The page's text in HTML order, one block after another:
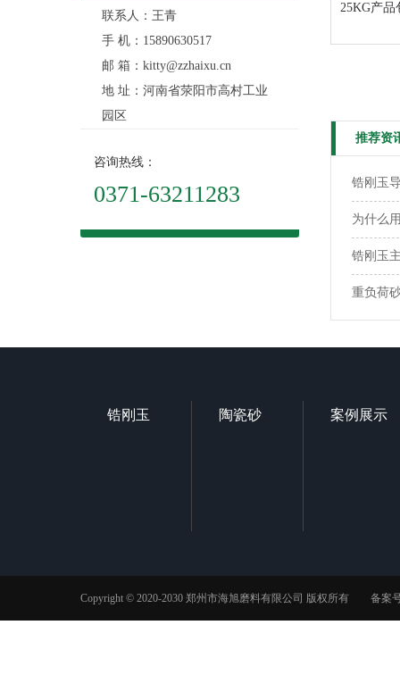
联系人：王青
手 机：15890630517
邮 箱：kitty@zzhaixu.cn
地 址：河南省荥阳市高村工业
园区
咨询热线：
0371-63211283
25KG产品
推荐资
锆刚玉
为什么
锆刚玉
重负荷
锆刚玉 陶瓷砂 案例展示
Copyright © 2020-2030 郑州市海旭磨料有限公司 版权所有 备案